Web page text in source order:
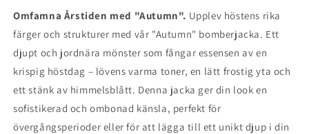
Omfamna Årstiden med "Autumn". Upplev höstens rika
färger och strukturer med vår "Autumn" bomberjacka. Ett
djupt och jordnära mönster som fångar essensen av en
krispig höstdag – lövens varma toner, en lätt frostig yta och
ett stänk av himmelsblått. Denna jacka ger din look en
sofistikerad och ombonad känsla, perfekt för
övergångsperioder eller för att lägga till ett unikt djup i din